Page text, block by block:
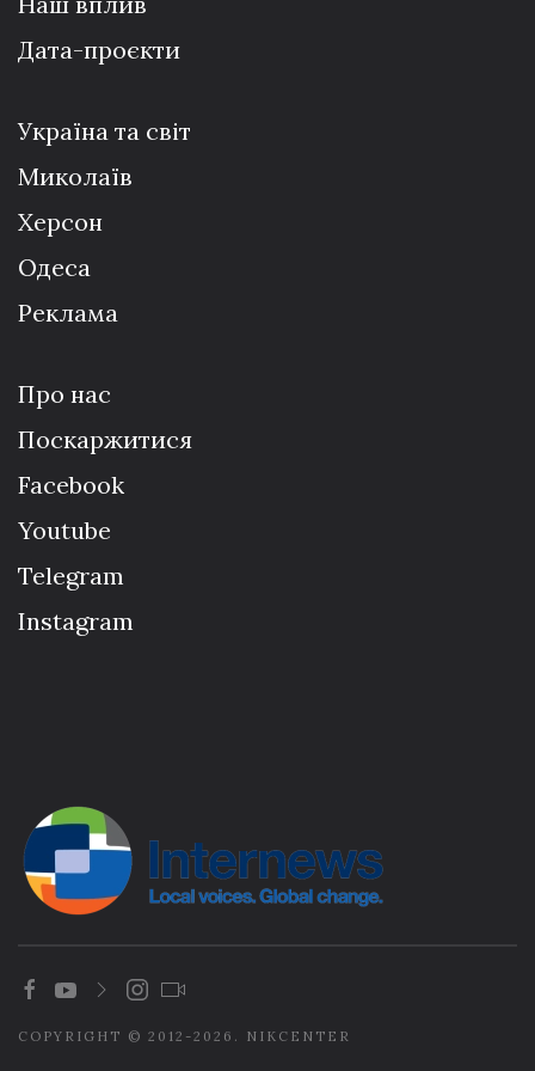
Дата-проєкти
Україна та світ
Миколаїв
Херсон
Одеса
Реклама
Про нас
Поскаржитися
Facebook
Youtube
Telegram
Instagram
COPYRIGHT © 2012-2026. NIKCENTER